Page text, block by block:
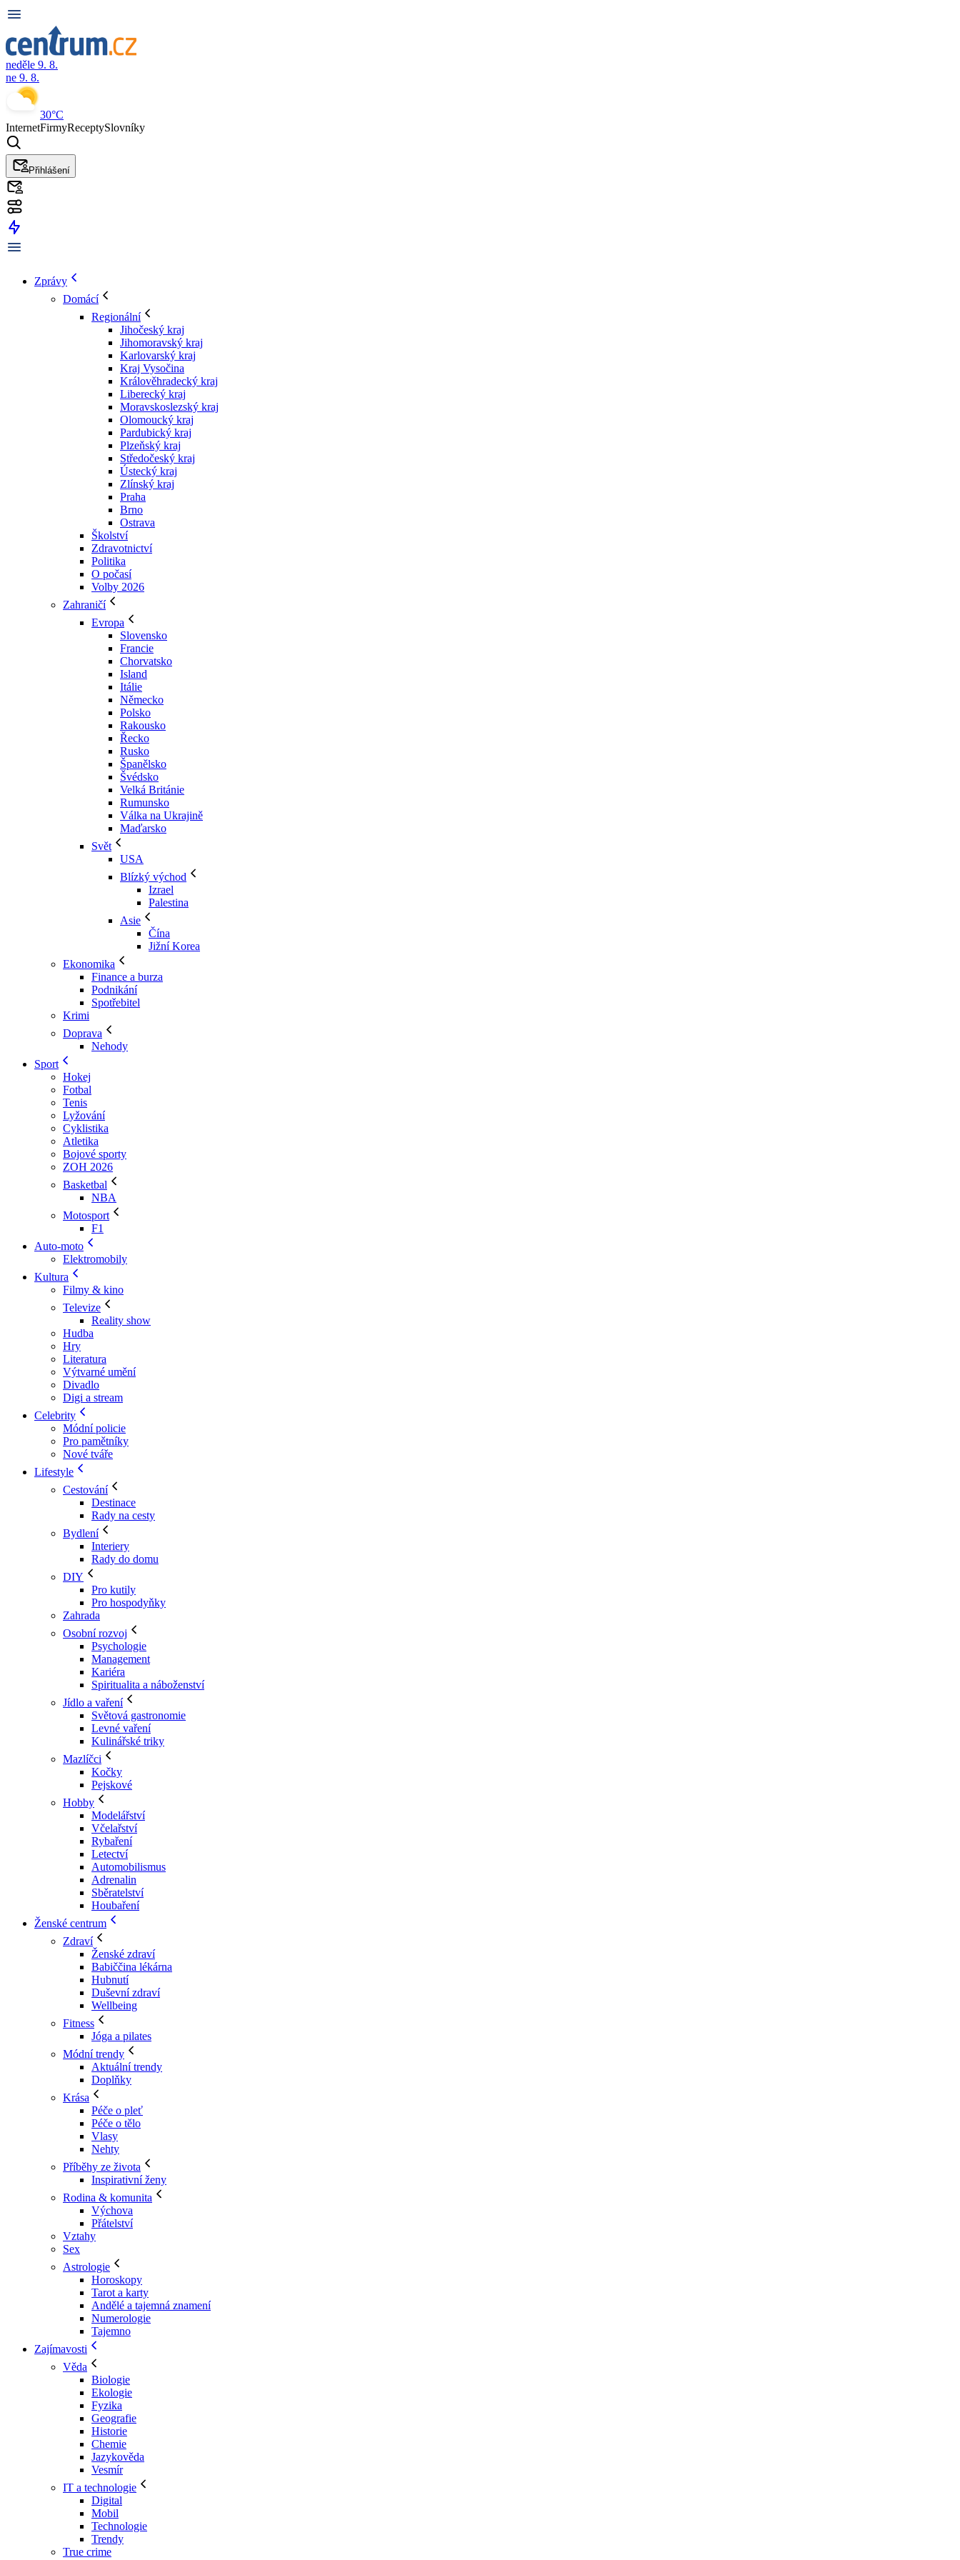
neděle 9. 8.
ne 9. 8.
30°C
InternetFirmyReceptySlovníky
Přihlášení
Zprávy
Domácí
Regionální
Jihočeský kraj
Jihomoravský kraj
Karlovarský kraj
Kraj Vysočina
Králověhradecký kraj
Liberecký kraj
Moravskoslezský kraj
Olomoucký kraj
Pardubický kraj
Plzeňský kraj
Středočeský kraj
Ústecký kraj
Zlínský kraj
Praha
Brno
Ostrava
Školství
Zdravotnictví
Politika
O počasí
Volby 2026
Zahraničí
Evropa
Slovensko
Francie
Chorvatsko
Island
Itálie
Německo
Polsko
Rakousko
Řecko
Rusko
Španělsko
Švédsko
Velká Británie
Rumunsko
Válka na Ukrajině
Maďarsko
Svět
USA
Blízký východ
Izrael
Palestina
Asie
Čína
Jižní Korea
Ekonomika
Finance a burza
Podnikání
Spotřebitel
Krimi
Doprava
Nehody
Sport
Hokej
Fotbal
Tenis
Lyžování
Cyklistika
Atletika
Bojové sporty
ZOH 2026
Basketbal
NBA
Motosport
F1
Auto-moto
Elektromobily
Kultura
Filmy & kino
Televize
Reality show
Hudba
Hry
Literatura
Výtvarné umění
Divadlo
Digi a stream
Celebrity
Módní policie
Pro pamětníky
Nové tváře
Lifestyle
Cestování
Destinace
Rady na cesty
Bydlení
Interiery
Rady do domu
DIY
Pro kutily
Pro hospodyňky
Zahrada
Osobní rozvoj
Psychologie
Management
Kariéra
Spiritualita a náboženství
Jídlo a vaření
Světová gastronomie
Levné vaření
Kulinářské triky
Mazlíčci
Kočky
Pejskové
Hobby
Modelářství
Včelařství
Rybaření
Letectví
Automobilismus
Adrenalin
Sběratelství
Houbaření
Ženské centrum
Zdraví
Ženské zdraví
Babiččina lékárna
Hubnutí
Duševní zdraví
Wellbeing
Fitness
Jóga a pilates
Módní trendy
Aktuální trendy
Doplňky
Krása
Péče o pleť
Péče o tělo
Vlasy
Nehty
Příběhy ze života
Inspirativní ženy
Rodina & komunita
Výchova
Přátelství
Vztahy
Sex
Astrologie
Horoskopy
Tarot a karty
Andělé a tajemná znamení
Numerologie
Tajemno
Zajímavosti
Věda
Biologie
Ekologie
Fyzika
Geografie
Historie
Chemie
Jazykověda
Vesmír
IT a technologie
Digital
Mobil
Technologie
Trendy
True crime